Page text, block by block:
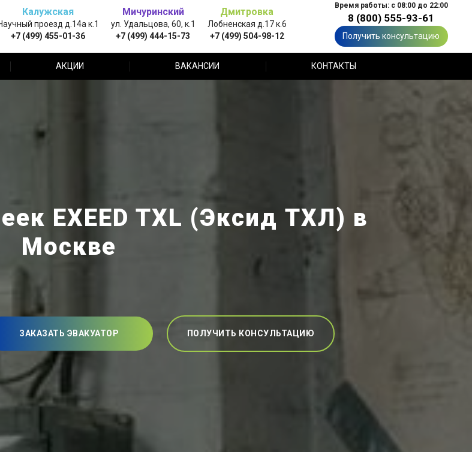
Калужская
проезд д.14а к.1
+7 (499) 455-01-36
Мичуринский
ул. Удальцова, 60, к.1
+7 (499) 444-15-73
Дмитровка
Лобненская д.17 к.6
+7 (499) 504-98-12
Время работы: с 08:00 до 22:00
8 (800) 555-93-61
Получить консультацию
АКЦИИ ВАКАНСИИ КОНТАКТЫ
EXEED TXL (Эксид ТХЛ) в
Москве
ЗАКАЗАТЬ ЭВАКУАТОР ПОЛУЧИТЬ КОНСУЛЬТАЦИЮ